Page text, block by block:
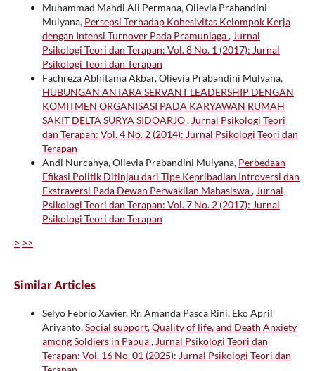
Muhammad Mahdi Ali Permana, Olievia Prabandini
Mulyana, Persepsi Terhadap Kohesivitas Kelompok Kerja
dengan Intensi Turnover Pada Pramuniaga, Jurnal
Psikologi Teori dan Terapan: Vol. 8 No. 1 (2017): Jurnal
Psikologi Teori dan Terapan
Fachreza Abhitama Akbar, Olievia Prabandini Mulyana,
HUBUNGAN ANTARA SERVANT LEADERSHIP DENGAN
KOMITMEN ORGANISASI PADA KARYAWAN RUMAH
SAKIT DELTA SURYA SIDOARJO, Jurnal Psikologi Teori
dan Terapan: Vol. 4 No. 2 (2014): Jurnal Psikologi Teori dan
Terapan
Andi Nurcahya, Olievia Prabandini Mulyana, Perbedaan
Efikasi Politik Ditinjau dari Tipe Kepribadian Introversi dan
Ekstraversi Pada Dewan Perwakilan Mahasiswa, Jurnal
Psikologi Teori dan Terapan: Vol. 7 No. 2 (2017): Jurnal
Psikologi Teori dan Terapan
> >>
Similar Articles
Selyo Febrio Xavier, Rr. Amanda Pasca Rini, Eko April
Ariyanto,Social support, Quality of life, and Death Anxiety
among Soldiers in Papua, Jurnal Psikologi Teori dan
Terapan: Vol. 16 No. 01 (2025): Jurnal Psikologi Teori dan